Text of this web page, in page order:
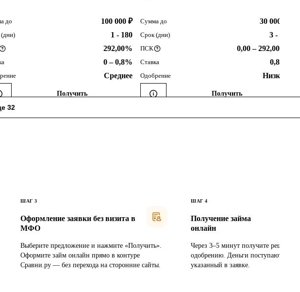
до 100 000 ₽
1 - 180
292,00%
0 – 0,8%
Среднее
Получить
Сумма до 30 000 ₽
Срок (дни) 3 - 30
ПСК 0,00 – 292,00%
Ставка 0,8%
Одобрение Низкое
Получить
32
ШАГ 3
Оформление заявки без визита в
МФО
Выберите предложение и нажмите «Получить».
Оформите займ онлайн прямо в контуре
Сравни.ру — без перехода на сторонние сайты.
ШАГ 4
Получение займа
онлайн
Через 3–5 минут получите решение
одобрению. Деньги поступают на
указанный в заявке.